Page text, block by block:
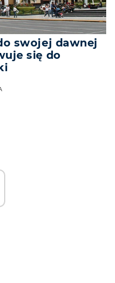
swojej dawnej
się do